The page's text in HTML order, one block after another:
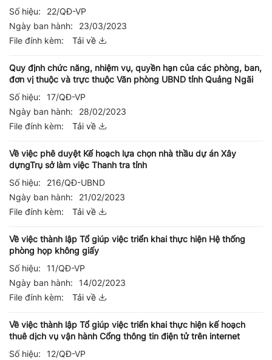
Số hiệu:
22/QĐ-VP
Ngày ban hành:
23/03/2023
File đính kèm:
Tải về
Quy định chức năng, nhiệm vụ, quyền hạn của các phòng, ban,
đơn vị thuộc và trực thuộc Văn phòng UBND tỉnh Quảng Ngãi
Số hiệu:
17/QĐ-VP
Ngày ban hành:
28/02/2023
File đính kèm:
Tải về
Về việc phê duyệt Kế hoạch lựa chọn nhà thầu dự án Xây
dựngTrụ sở làm việc Thanh tra tỉnh
Số hiệu:
216/QĐ-UBND
Ngày ban hành:
21/02/2023
File đính kèm:
Tải về
Về việc thành lập Tổ giúp việc triển khai thực hiện Hệ thống
phòng họp không giấy
Số hiệu:
11/QĐ-VP
Ngày ban hành:
14/02/2023
File đính kèm:
Tải về
Về việc thành lập Tổ giúp việc triển khai thực hiện kế hoạch
thuê dịch vụ vận hành Cổng thông tin điện tử trên internet
Số hiệu:
12/QĐ-VP